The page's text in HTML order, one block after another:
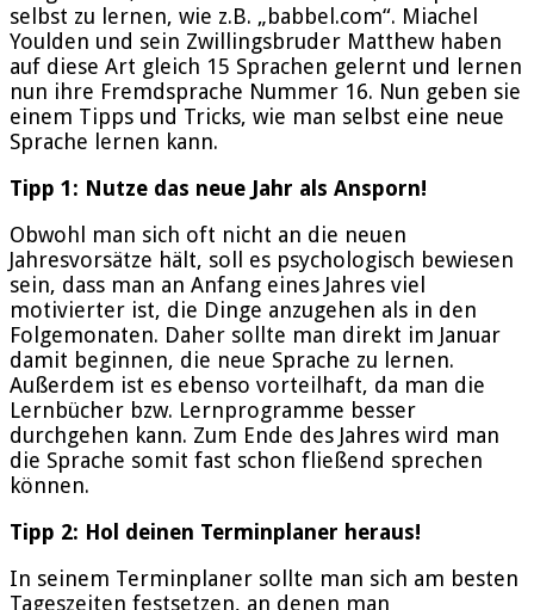
selbst zu lernen, wie z.B. „babbel.com“. Miachel
Youlden und sein Zwillingsbruder Matthew haben
auf diese Art gleich 15 Sprachen gelernt und lernen
nun ihre Fremdsprache Nummer 16. Nun geben sie
einem Tipps und Tricks, wie man selbst eine neue
Sprache lernen kann.
Tipp 1: Nutze das neue Jahr als Ansporn!
Obwohl man sich oft nicht an die neuen
Jahresvorsätze hält, soll es psychologisch bewiesen
sein, dass man an Anfang eines Jahres viel
motivierter ist, die Dinge anzugehen als in den
Folgemonaten. Daher sollte man direkt im Januar
damit beginnen, die neue Sprache zu lernen.
Außerdem ist es ebenso vorteilhaft, da man die
Lernbücher bzw. Lernprogramme besser
durchgehen kann. Zum Ende des Jahres wird man
die Sprache somit fast schon fließend sprechen
können.
Tipp 2: Hol deinen Terminplaner heraus!
In seinem Terminplaner sollte man sich am besten
Tageszeiten festsetzen, an denen man